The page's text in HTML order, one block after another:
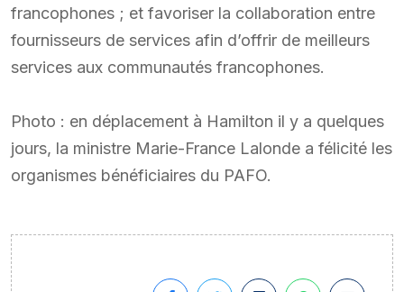
francophones ; et favoriser la collaboration entre
fournisseurs de services afin d’offrir de meilleurs
services aux communautés francophones.
Photo : en déplacement à Hamilton il y a quelques
jours, la ministre Marie-France Lalonde a félicité les
organismes bénéficiaires du PAFO.